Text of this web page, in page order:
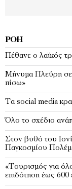
ΡΟΉ
Πέθανε ο λαϊκός
Μήνυμα Πλεύρη σε
πίσω»
Τα social media
Όλο το σχέδιο
Στον βυθό του
Παγκοσμίου
«Τουρισμός για
επιδότηση έως